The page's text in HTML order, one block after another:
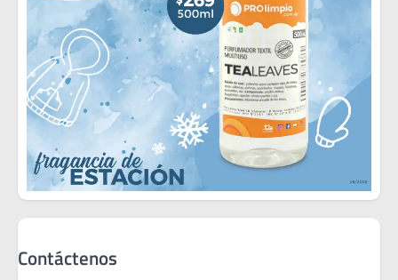
Contáctenos